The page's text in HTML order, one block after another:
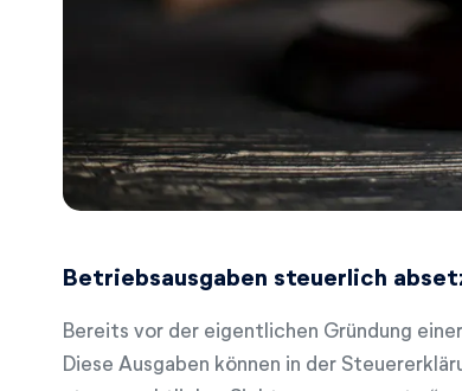
Betriebsausgaben steuerlich
Bereits vor der eigentlichen Gründung
Diese Ausgaben können in der